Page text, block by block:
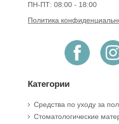
ПН-ПТ: 08:00 - 18:00
Политика
Категории
Средства по уходу за
Стоматологические